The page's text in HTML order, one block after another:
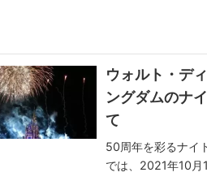
ウォルト・デ
ングダムのナ
て
50周年を彩るナイ
では、2021年10